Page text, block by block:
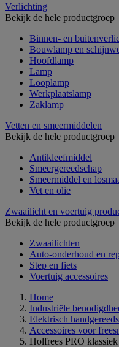
Verlichting
Bekijk de hele productgroep
Binnen- en
Bouwlamp en
Hoofdlamp
Lamp
Looplamp
Werkplaatslamp
Zaklamp
Vetten en smeermiddelen
Bekijk de hele productgroep
Antikleefmiddel
Smeergereedschap
Smeermiddel en
Vet en olie
Zwaailicht en voertuig
Bekijk de hele productgroep
Zwaailichten
Auto-onderhoud en
Step en fiets
Voertuig accessoires
Home
Industriële
Elektrisch
Accessoires voor
Holfrees PRO